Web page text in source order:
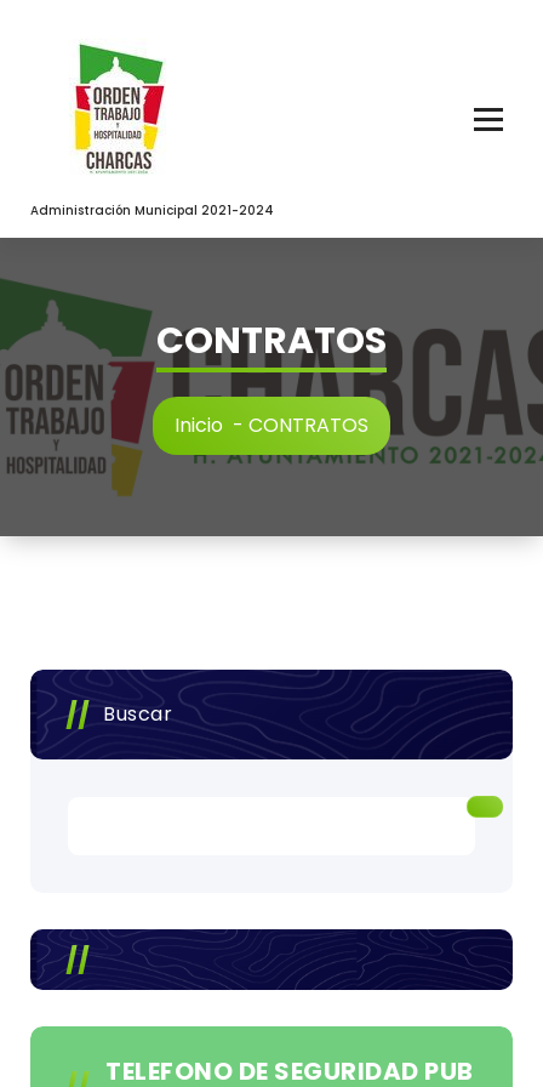
contenido
Administración Municipal 2021-2024
CONTRATOS
Inicio - CONTRATOS
Buscar
TELEFONO DE SEGURIDAD PUB